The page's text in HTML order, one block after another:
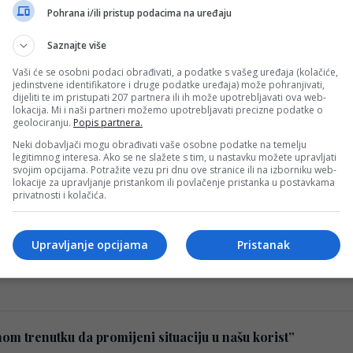
pred derbi sa Borcem
sve složenija kako sezona u Premijer liga BiH odmiče.
za derbi protiv Zrinjskog
dim” kao potvrda izbora novog šefa stručnog štaba,
derbiju protiv Zrinjskog
su odigrali derbi 18. kola Premijer lige Bosne i
trenutku da promijeni situaciju u našu korist”
Pohrana i/ili pristup podacima na uređaju
Saznajte više
Vaši će se osobni podaci obrađivati, a podatke s vašeg uređaja (kolačiće,
jedinstvene identifikatore i druge podatke uređaja) može pohranjivati,
dijeliti te im pristupati 207 partnera ili ih može upotrebljavati ova web-
lokacija. Mi i naši partneri možemo upotrebljavati precizne podatke o
geolociranju. Popis partnera.
Neki dobavljači mogu obrađivati vaše osobne podatke na temelju
legitimnog interesa. Ako se ne slažete s tim, u nastavku možete upravljati
svojim opcijama. Potražite vezu pri dnu ove stranice ili na izborniku web-
lokacije za upravljanje pristankom ili povlačenje pristanka u postavkama
privatnosti i kolačića.
Pristanak
Upravljanje opcijama